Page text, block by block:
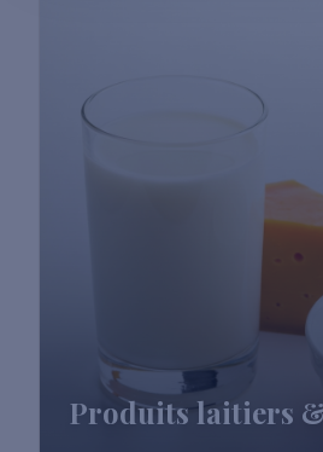
Produits laitiers